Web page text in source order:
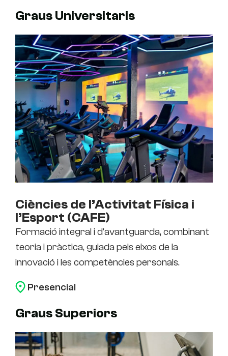
Graus Universitaris
Ciències de l’Activitat Física i
l’Esport (CAFE)
Formació integral i d'avantguarda, combinant
teoria i pràctica, guiada pels eixos de la
innovació i les competències personals.
Presencial
Graus Superiors